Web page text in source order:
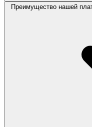
Преимущество нашей